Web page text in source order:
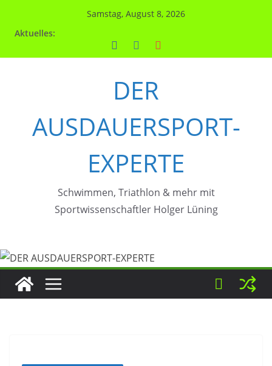
Samstag, August 8, 2026
Aktuelles:
DER
AUSDAUERSPORT-
EXPERTE
Schwimmen, Triathlon & mehr mit
Sportwissenschaftler Holger Lüning